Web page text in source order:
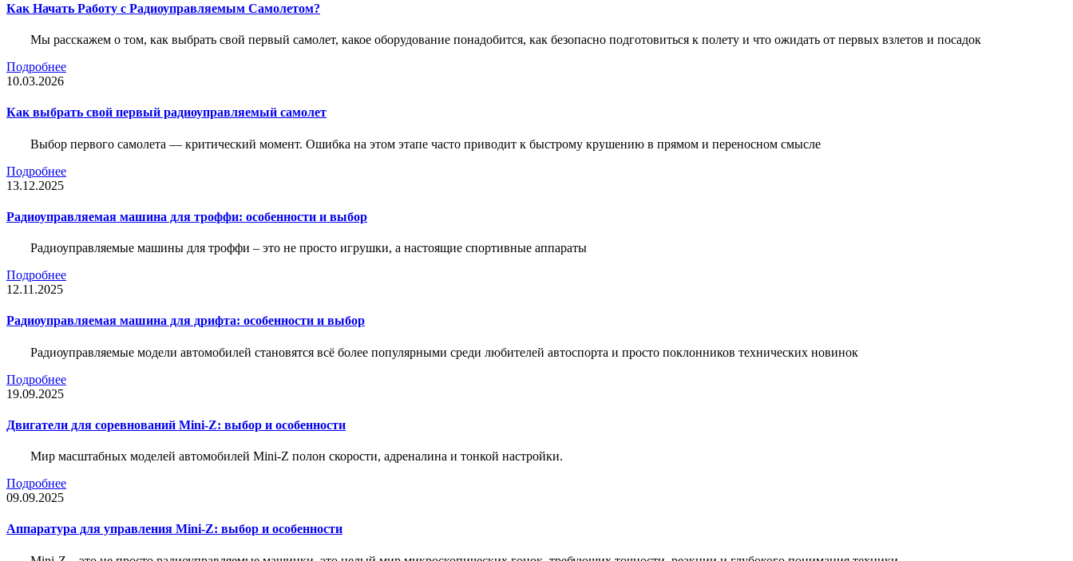
Как Начать Работу с Радиоуправляемым Самолетом?
Мы расскажем о том, как выбрать свой первый самолет, какое оборудование понадобится, как безопасно подготовиться к полету и что ожидать от первых взлетов и посадок
Подробнее
10.03.2026
Как выбрать свой первый радиоуправляемый самолет
Выбор первого самолета — критический момент. Ошибка на этом этапе часто приводит к быстрому крушению в прямом и переносном смысле
Подробнее
13.12.2025
Радиоуправляемая машина для троффи: особенности и выбор
Радиоуправляемые машины для троффи – это не просто игрушки, а настоящие спортивные аппараты
Подробнее
12.11.2025
Радиоуправляемая машина для дрифта: особенности и выбор
Радиоуправляемые модели автомобилей становятся всё более популярными среди любителей автоспорта и просто поклонников технических новинок
Подробнее
19.09.2025
Двигатели для соревнований Mini-Z: выбор и особенности
Мир масштабных моделей автомобилей Mini-Z полон скорости, адреналина и тонкой настройки.
Подробнее
09.09.2025
Аппаратура для управления Mini-Z: выбор и особенности